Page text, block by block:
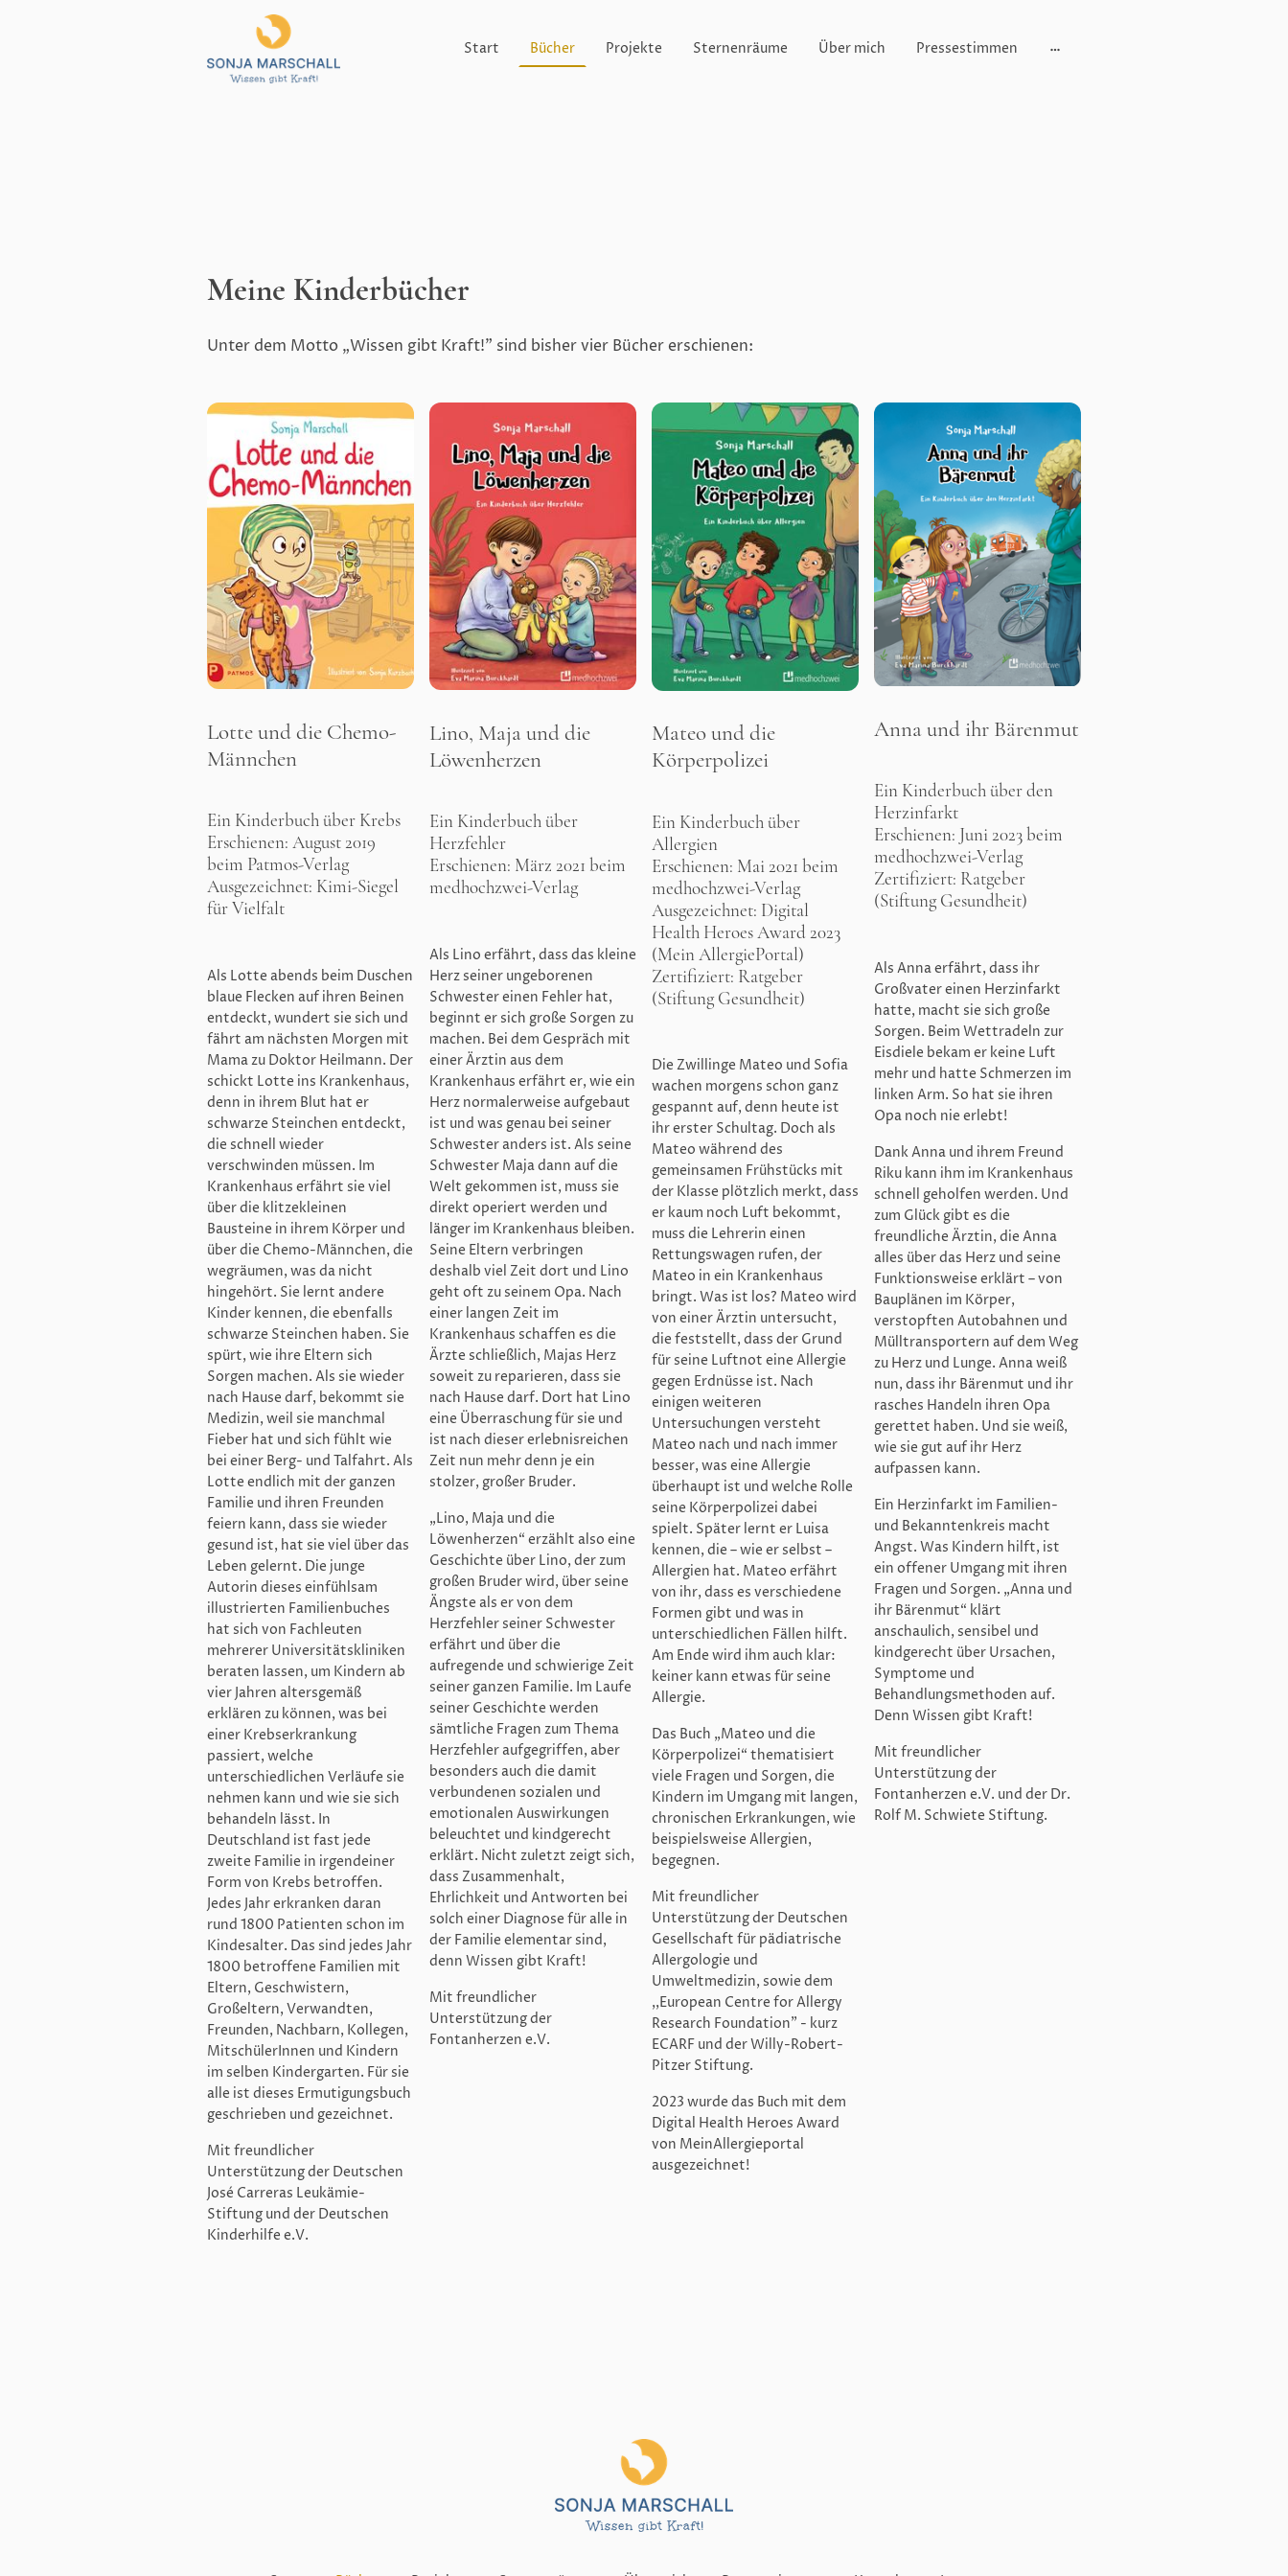
Start Bücher Projekte Sternenräume Über mich Pressestimmen
Meine Kinderbücher
Unter dem Motto „Wissen gibt Kraft!" sind bisher vier Bücher erschienen:
Lotte und die Chemo-
Männchen
Ein Kinderbuch über Krebs
Erschienen: August 2019
beim Patmos-Verlag
Ausgezeichnet: Kimi-Siegel
für Vielfalt
Als Lotte abends beim Duschen
blaue Flecken auf ihren Beinen
entdeckt, wundert sie sich und
fährt am nächsten Morgen mit
Mama zu Doktor Heilmann. Der
schickt Lotte ins Krankenhaus,
denn in ihrem Blut hat er
schwarze Steinchen entdeckt,
die schnell wieder
verschwinden müssen. Im
Krankenhaus erfährt sie viel
über die klitzekleinen
Bausteine in ihrem Körper und
über die Chemo-Männchen, die
wegräumen, was da nicht
hingehört. Sie lernt andere
Kinder kennen, die ebenfalls
schwarze Steinchen haben. Sie
spürt, wie ihre Eltern sich
Sorgen machen. Als sie wieder
nach Hause darf, bekommt sie
Medizin, weil sie manchmal
Fieber hat und sich fühlt wie
bei einer Berg- und Talfahrt. Als
Lotte endlich mit der ganzen
Familie und ihren Freunden
feiern kann, dass sie wieder
gesund ist, hat sie viel über das
Leben gelernt. Die junge
Autorin dieses einfühlsam
illustrierten Familienbuches
hat sich von Fachleuten
mehrerer Universitätskliniken
beraten lassen, um Kindern ab
vier Jahren altersgemäß
erklären zu können, was bei
einer Krebserkrankung
passiert, welche
unterschiedlichen Verläufe sie
nehmen kann und wie sie sich
behandeln lässt. In
Deutschland ist fast jede
zweite Familie in irgendeiner
Form von Krebs betroffen.
Jedes Jahr erkranken daran
rund 1800 Patienten schon im
Kindesalter. Das sind jedes Jahr
1800 betroffene Familien mit
Eltern, Geschwistern,
Großeltern, Verwandten,
Freunden, Nachbarn, Kollegen,
MitschülerInnen und Kindern
im selben Kindergarten. Für sie
alle ist dieses Ermutigungsbuch
geschrieben und gezeichnet.
Mit freundlicher
Unterstützung der Deutschen
José Carreras Leukämie-
Stiftung und der Deutschen
Kinderhilfe e.V.
Lino, Maja und die
Löwenherzen
Ein Kinderbuch über
Herzfehler
Erschienen: März 2021 beim
medhochzwei-Verlag
Als Lino erfährt, dass das kleine
Herz seiner ungeborenen
Schwester einen Fehler hat,
beginnt er sich große Sorgen zu
machen. Bei dem Gespräch mit
einer Ärztin aus dem
Krankenhaus erfährt er, wie ein
Herz normalerweise aufgebaut
ist und was genau bei seiner
Schwester anders ist. Als seine
Schwester Maja dann auf die
Welt gekommen ist, muss sie
direkt operiert werden und
länger im Krankenhaus bleiben.
Seine Eltern verbringen
deshalb viel Zeit dort und Lino
geht oft zu seinem Opa. Nach
einer langen Zeit im
Krankenhaus schaffen es die
Ärzte schließlich, Majas Herz
soweit zu reparieren, dass sie
nach Hause darf. Dort hat Lino
eine Überraschung für sie und
ist nach dieser erlebnisreichen
Zeit nun mehr denn je ein
stolzer, großer Bruder.
„Lino, Maja und die
Löwenherzen“ erzählt also eine
Geschichte über Lino, der zum
großen Bruder wird, über seine
Ängste als er von dem
Herzfehler seiner Schwester
erfährt und über die
aufregende und schwierige Zeit
seiner ganzen Familie. Im Laufe
seiner Geschichte werden
sämtliche Fragen zum Thema
Herzfehler aufgegriffen, aber
besonders auch die damit
verbundenen sozialen und
emotionalen Auswirkungen
beleuchtet und kindgerecht
erklärt. Nicht zuletzt zeigt sich,
dass Zusammenhalt,
Ehrlichkeit und Antworten bei
solch einer Diagnose für alle in
der Familie elementar sind,
denn Wissen gibt Kraft!
Mit freundlicher
Unterstützung der
Fontanherzen e.V.
Mateo und die
Körperpolizei
Ein Kinderbuch über
Allergien
Erschienen: Mai 2021 beim
medhochzwei-Verlag
Ausgezeichnet: Digital
Health Heroes Award 2023
(Mein AllergiePortal)
Zertifiziert: Ratgeber
(Stiftung Gesundheit)
Die Zwillinge Mateo und Sofia
wachen morgens schon ganz
gespannt auf, denn heute ist
ihr erster Schultag. Doch als
Mateo während des
gemeinsamen Frühstücks mit
der Klasse plötzlich merkt, dass
er kaum noch Luft bekommt,
muss die Lehrerin einen
Rettungswagen rufen, der
Mateo in ein Krankenhaus
bringt. Was ist los? Mateo wird
von einer Ärztin untersucht,
die feststellt, dass der Grund
für seine Luftnot eine Allergie
gegen Erdnüsse ist. Nach
einigen weiteren
Untersuchungen versteht
Mateo nach und nach immer
besser, was eine Allergie
überhaupt ist und welche Rolle
seine Körperpolizei dabei
spielt. Später lernt er Luisa
kennen, die – wie er selbst –
Allergien hat. Mateo erfährt
von ihr, dass es verschiedene
Formen gibt und was in
unterschiedlichen Fällen hilft.
Am Ende wird ihm auch klar:
keiner kann etwas für seine
Allergie.
Das Buch „Mateo und die
Körperpolizei“ thematisiert
viele Fragen und Sorgen, die
Kindern im Umgang mit langen,
chronischen Erkrankungen, wie
beispielsweise Allergien,
begegnen.
Mit freundlicher
Unterstützung der Deutschen
Gesellschaft für pädiatrische
Allergologie und
Umweltmedizin, sowie dem
,,European Centre for Allergy
Research Foundation" - kurz
ECARF und der Willy-Robert-
Pitzer Stiftung.
2023 wurde das Buch mit dem
Digital Health Heroes Award
von MeinAllergieportal
ausgezeichnet!
Anna und ihr Bärenmut
Ein Kinderbuch über den
Herzinfarkt
Erschienen: Juni 2023 beim
medhochzwei-Verlag
Zertifiziert: Ratgeber
(Stiftung Gesundheit)
Als Anna erfährt, dass ihr
Großvater einen Herzinfarkt
hatte, macht sie sich große
Sorgen. Beim Wettradeln zur
Eisdiele bekam er keine Luft
mehr und hatte Schmerzen im
linken Arm. So hat sie ihren
Opa noch nie erlebt!
Dank Anna und ihrem Freund
Riku kann ihm im Krankenhaus
schnell geholfen werden. Und
zum Glück gibt es die
freundliche Ärztin, die Anna
alles über das Herz und seine
Funktionsweise erklärt – von
Bauplänen im Körper,
verstopften Autobahnen und
Mülltransportern auf dem Weg
zu Herz und Lunge. Anna weiß
nun, dass ihr Bärenmut und ihr
rasches Handeln ihren Opa
gerettet haben. Und sie weiß,
wie sie gut auf ihr Herz
aufpassen kann.
Ein Herzinfarkt im Familien-
und Bekanntenkreis macht
Angst. Was Kindern hilft, ist
ein offener Umgang mit ihren
Fragen und Sorgen. „Anna und
ihr Bärenmut“ klärt
anschaulich, sensibel und
kindgerecht über Ursachen,
Symptome und
Behandlungsmethoden auf.
Denn Wissen gibt Kraft!
Mit freundlicher
Unterstützung der
Fontanherzen e.V. und der Dr.
Rolf M. Schwiete Stiftung.